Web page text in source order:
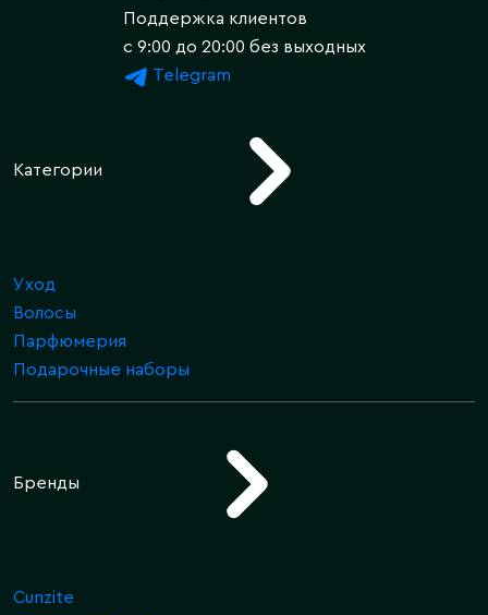
Поддержка клиентов
c 9:00 до 20:00 без выходных
Telegram
Категории
Уход
Волосы
Парфюмерия
Подарочные наборы
Бренды
Cunzite